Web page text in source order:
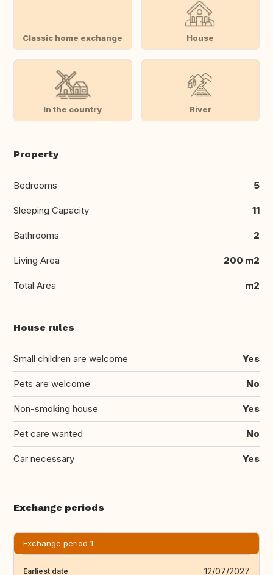
Classic home exchange House
In the country River
Property
Bedrooms 5
Sleeping Capacity 11
Bathrooms 2
Living Area 200 m2
Total Area m2
House rules
Small children are welcome Yes
Pets are welcome No
Non-smoking house Yes
Pet care wanted No
Car necessary Yes
Exchange periods
Exchange period 1
Earliest date 12/07/2027